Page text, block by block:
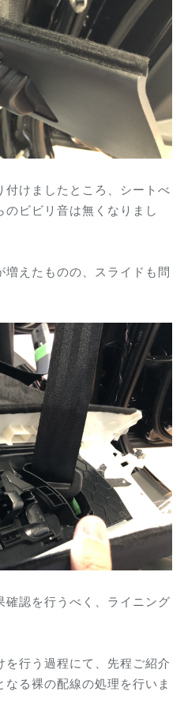
付けましたところ、シートべ
ビビリ音は無くなりまし
増えたものの、スライドも問
確認を行うべく、ライニング
を行う過程にて、先程ご紹介
る裸の配線の処理を行いま